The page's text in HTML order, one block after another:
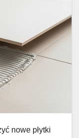
nowe płytki